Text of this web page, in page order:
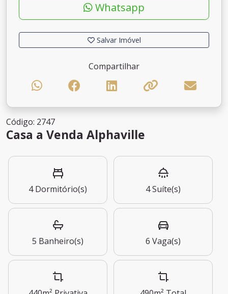
Código: 2747
Casa a Venda Alphaville
4 Dormitório(s) 4Suíte(s)
5 Banheiro(s) 6 Vaga(s)
Whatsapp
Salvar Imóvel
Compartilhar